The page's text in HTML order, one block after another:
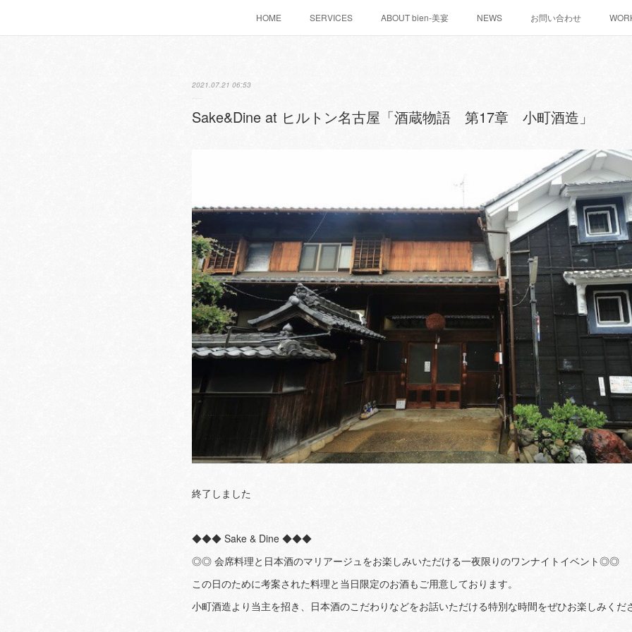
HOME SERVICES ABOUT bien-美宴 NEWS お問い合わせ
2021.07.21 06:53
Sake&Dine at ヒルトン名古屋「酒蔵物語 第17章 小町酒造」
終了しました
◆◆◆ Sake & Dine ◆◆◆
◎◎ 会席料理と日本酒のマリアージュをお楽しみいただける一夜限りのワンナイトイベント◎◎
この日のために考案された料理と当日限定のお酒もご用意しております。
小町酒造より当主を招き、日本酒のこだわりなどをお話いただける特別な時間をぜひお楽しみくだ